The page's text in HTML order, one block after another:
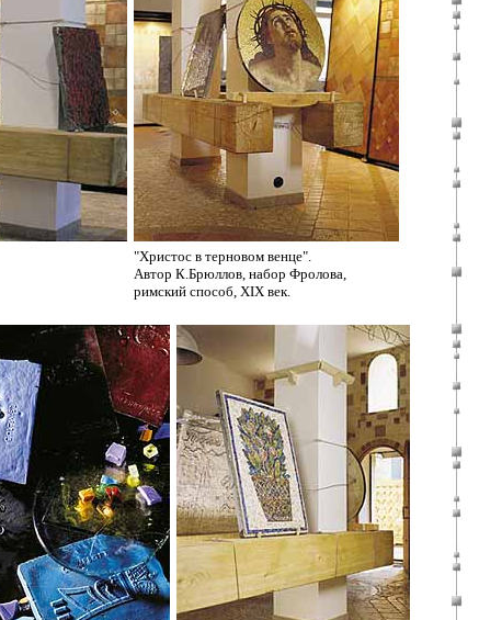
"Христос в терновом венце".
Автор К.Брюллов, набор Фролова,
римский способ, XIX век.